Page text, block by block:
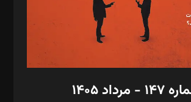
امیر شفیعی، مانی لطفی زاده
سید‌سبحان‌علی ثابت
برید‌
محمد‌ کاظمی‌نیا
- مرداد ۱۴۰۵